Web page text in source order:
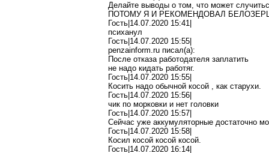
Делайте выводы о том, что может
ПОТОМУ Я И РЕКОМЕНДОВАЛ
Гость|14.07.2020 15:41|
психанул
Гость|14.07.2020 15:55|
penzainform.ru писал(a):
После отказа работодателя заплатить
не надо кидать работяг.
Гость|14.07.2020 15:55|
Косить надо обычной косой , как старухи.
Гость|14.07.2020 15:56|
чик по морковки и нет головки
Гость|14.07.2020 15:57|
Сейчас уже аккумуляторные достаточно
Гость|14.07.2020 15:58|
Косил косой косой косой.
Гость|14.07.2020 16:14|